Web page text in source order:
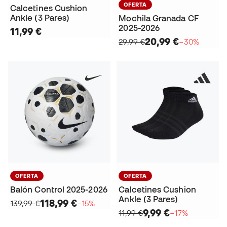
Calcetines Cushion
Ankle (3 Pares)
11,99 €
OFERTA
Mochila Granada CF
2025-2026
29,99 €20,99 €−30%
OFERTA
Balón Control 2025-2026
139,99 €118,99 €−15%
OFERTA
Calcetines Cushion
Ankle (3 Pares)
11,99 €9,99 €−17%